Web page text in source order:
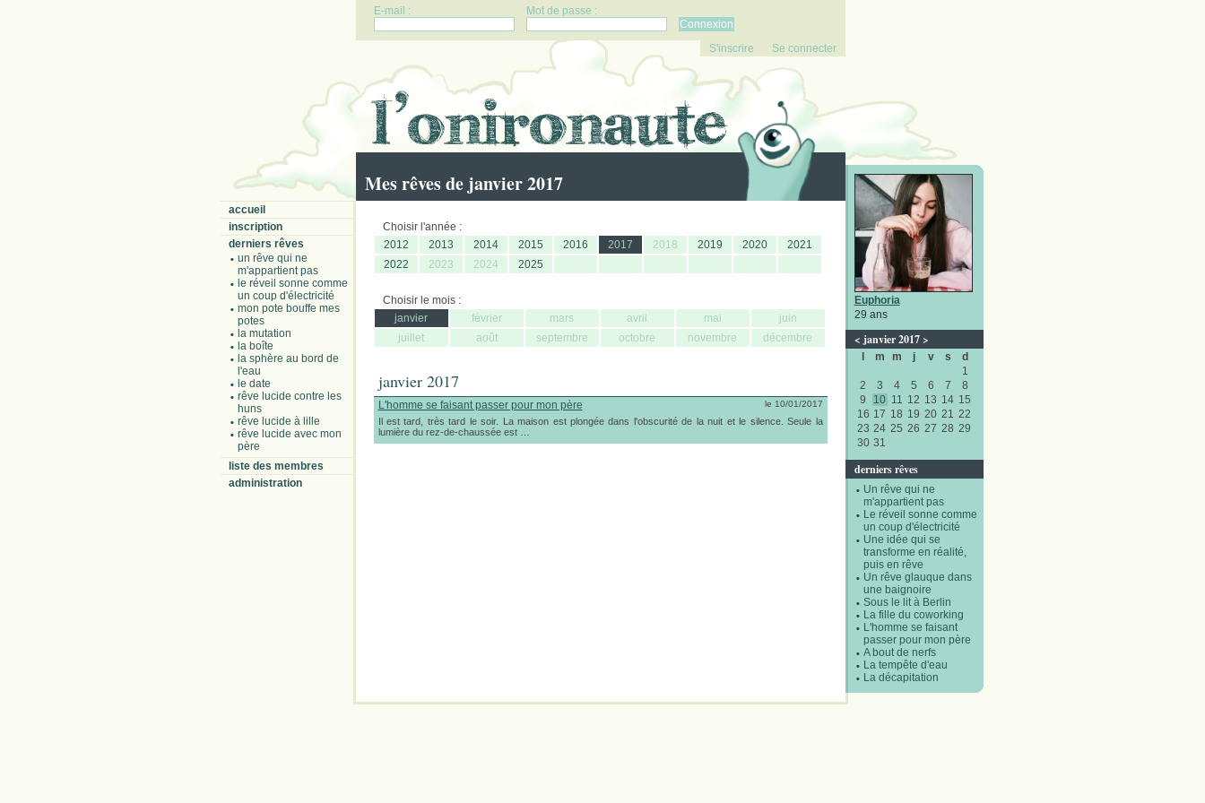
E-mail : Mot de passe :
S'inscrire Se connecter
Mes rêves de janvier 2017
accueil
inscription
derniers rêves
un rêve qui ne
m'appartient pas
le réveil sonne comme
un coup d'électricité
mon pote bouffe mes
potes
la mutation
la boîte
la sphère au bord de
l'eau
le date
rêve lucide contre les
huns
rêve lucide à lille
rêve lucide avec mon
père
liste des membres
administration
Euphoria
29 ans
< janvier 2017 >
m m j v s
d
1
2
3 4 5 6 7
8
9
10 11 12 13 14 15
16 17 18 19 20 21 22
23 24 25 26 27 28 29
30 31
derniers rêves
Un rêve qui ne
m'appartient pas
Le réveil sonne comme
un coup d'électricité
Une idée qui se
transforme en réalité,
puis en rêve
Un rêve glauque dans
une baignoire
Sous le lit à Berlin
La fille du coworking
L'homme se faisant
passer pour mon père
A bout de nerfs
La tempête d'eau
La décapitation
Choisir l'année :
2012
2013 2014 2015 2016 2017 2018 2019 2020
2021
2022
2023 2024 2025
Choisir le mois :
janvier
février mars avril mai
juin
juillet
août septembre octobre novembre décembre
janvier 2017
L'homme se faisant passer pour mon père le 10/01/2017
Il est tard, très tard le soir. La maison est plongée dans l'obscurité de la nuit et le silence. Seule la
lumière du rez-de-chaussée est …